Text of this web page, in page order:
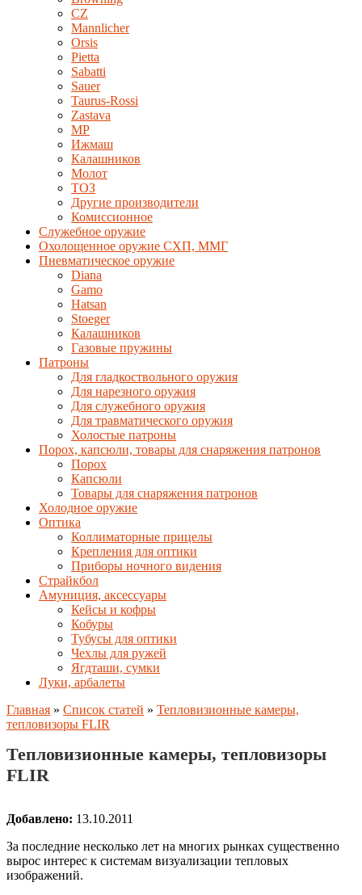
CZ
Mannlicher
Orsis
Pietta
Sabatti
Sauer
Taurus-Rossi
Zastava
MP
Ижмаш
Калашников
Молот
ТОЗ
Другие производители
Комиссионное
Служебное оружие
Охолощенное оружие СХП, ММГ
Пневматическое оружие
Diana
Gamo
Hatsan
Stoeger
Калашников
Газовые пружины
Патроны
Для гладкоствольного оружия
Для нарезного оружия
Для служебного оружия
Для травматического оружия
Холостые патроны
Порох, капсюли, товары для снаряжения патронов
Порох
Капсюли
Товары для снаряжения патронов
Холодное оружие
Оптика
Коллиматорные прицелы
Крепления для оптики
Приборы ночного видения
Страйкбол
Амуниция, аксессуары
Кейсы и кофры
Кобуры
Тубусы для оптики
Чехлы для ружей
Ягдташи, сумки
Луки, арбалеты
Главная » Список статей » Тепловизионные камеры,
тепловизоры FLIR
Тепловизионные камеры, тепловизоры
FLIR
Добавлено: 13.10.2011
За последние несколько лет на многих рынках существенно
вырос интерес к системам визуализации тепловых
изображений.